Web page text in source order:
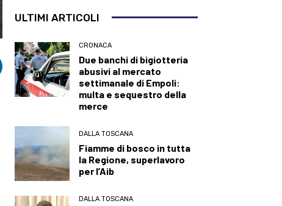
ULTIMI ARTICOLI
CRONACA
Due banchi di bigiotteria
abusivi al mercato
settimanale di Empoli:
multa e sequestro della
merce
DALLA TOSCANA
Fiamme di bosco in tutta
la Regione, superlavoro
per l’Aib
DALLA TOSCANA